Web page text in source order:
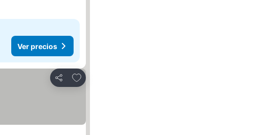
Ver precios
Compartir
Añadir a favoritos